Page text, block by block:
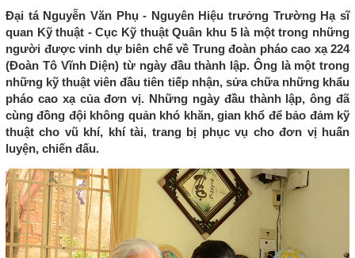
Đại tá Nguyễn Văn Phụ - Nguyên Hiệu trưởng Trường Hạ sĩ
quan Kỹ thuật - Cục Kỹ thuật Quân khu 5 là một trong những
người được vinh dự biên chế về Trung đoàn pháo cao xạ 224
(Đoàn Tô Vĩnh Diện) từ ngày đầu thành lập. Ông là một trong
những kỹ thuật viên đầu tiên tiếp nhận, sửa chữa những khẩu
pháo cao xạ của đơn vị. Những ngày đầu thành lập, ông đã
cùng đồng đội không quản khó khăn, gian khổ để bảo đảm kỹ
thuật cho vũ khí, khí tài, trang bị phục vụ cho đơn vị huấn
luyện, chiến đấu.